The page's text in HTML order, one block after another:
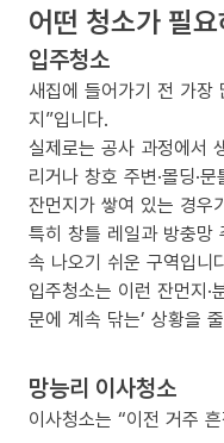
어떤 청소가 필
입주청소
새집에 들어가기 전 가장
지”입니다.
실제로는 공사 과정에서
리거나 창호 주변·몰딩·
잔먼지가 쌓여 있는 경우
특히 창틀 레일과 방충망
속 나오기 쉬운 구역입니
입주청소는 이런 잔먼지·
문에 계속 닦는’ 상황을
망능리 이사청소
이사청소는 “이전 거주